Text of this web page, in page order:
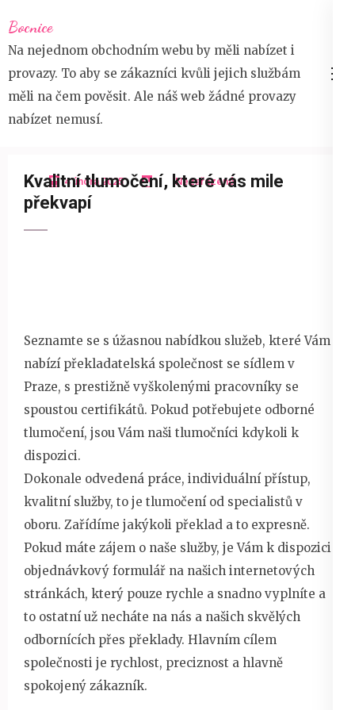
na
obsah
(stiskněte
Enter)
Bocnice
Na nejednom obchodním webu by měli nabízet i
provazy. To aby se zákazníci kvůli jejich službám
měli na čem pověsit. Ale náš web žádné provazy
nabízet nemusí.
4 února 2025 Nezařazené
Kvalitní tlumočení, které vás mile
překvapí
Seznamte se s úžasnou nabídkou služeb, které Vám
nabízí překladatelská společnost se sídlem v
Praze, s prestižně vyškolenými pracovníky se
spoustou certifikátů. Pokud potřebujete odborné
tlumočení, jsou Vám naši tlumočníci kdykoli k
dispozici.
Dokonale odvedená práce, individuální přístup,
kvalitní služby, to je tlumočeníod specialistů v
oboru. Zařídíme jakýkoli překlad a to expresně.
Pokud máte zájem o naše služby, je Vám k dispozici
objednávkový formulář na našich internetových
stránkách, který pouze rychle a snadno vyplníte a
to ostatní už necháte na nás a našich skvělých
odbornících přes překlady. Hlavním cílem
společnosti je rychlost, preciznost a hlavně
spokojený zákazník.